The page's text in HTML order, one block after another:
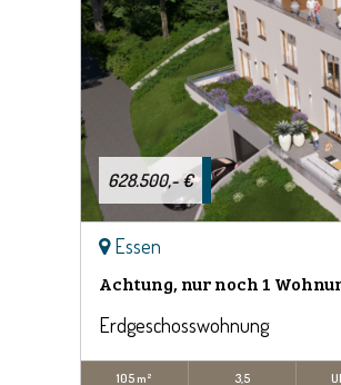
628.500,- €
Essen
Achtung, nur noch 1
Erdgeschosswohnung
105 m² 3,5